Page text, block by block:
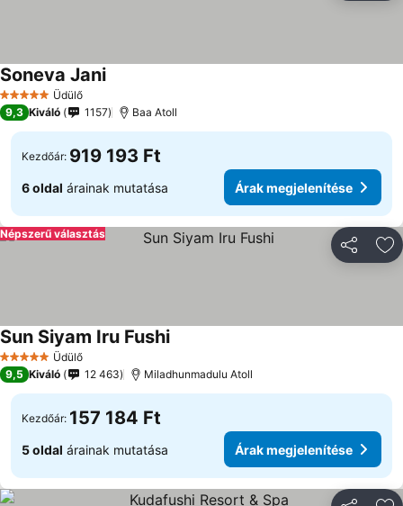
5 KategóriaÜdülő
Soneva JaniÁrak megjelenítése
9,3 Kiváló 1157 Baa Atoll
Kezdőár: 919 193 Ft
6 oldal árainak mutatása Árak megjelenítése
Népszerű választás
5 KategóriaÜdülő
Sun Siyam Iru FushiÁrak megjelenítése
9,5 Kiváló 12 463 Miladhunmadulu Atoll
Kezdőár: 157 184 Ft
5 oldal árainak mutatása Árak megjelenítése